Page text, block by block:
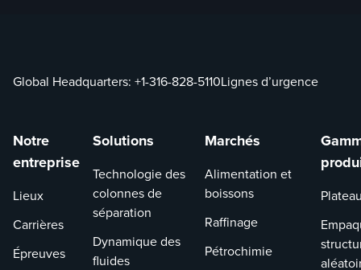
Global Headquarters: +1-316-828-5110Lignes d’urgence
Notre
entreprise
Lieux
Carrières
Épreuves
Solutions
Technologie des
colonnes de
séparation
Dynamique des
fluides
Marchés
Alimentation et
boissons
Raffinage
Pétrochimie